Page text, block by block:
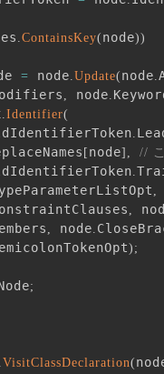
.ContainsKey( node))
= node.Update( node.
, node.
.Identifier(
.
[ node] , //
.
,
,
, node.
) ;
;
.VisitClassDeclaration(